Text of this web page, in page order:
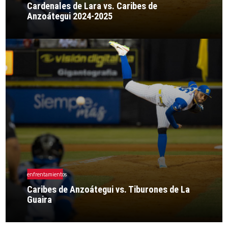
Cardenales de Lara vs. Caribes de
Anzoátegui 2024-2025
enfrentamientos
Caribes de Anzoátegui vs. Tiburones de La
Guaira